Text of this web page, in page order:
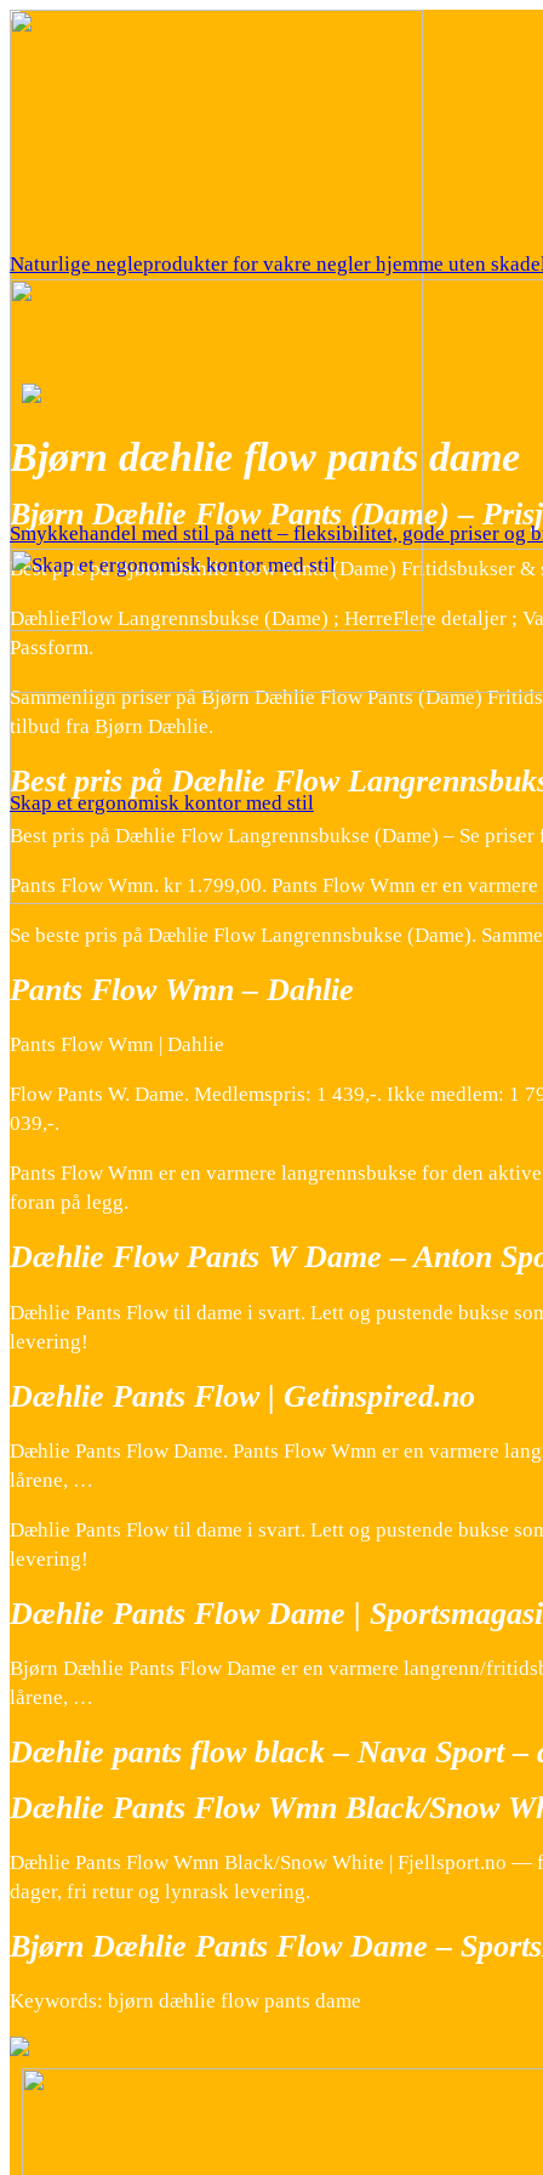
Naturlige negleprodukter for vakre negler hjemme uten
Smykkehandel med stil på nett – fleksibilitet, gode priser og
Skap et ergonomisk kontor med stil
Bjørn dæhlie flow pants dame
Bjørn Dæhlie Flow Pants (Dame) –
Best pris på Bjørn Dæhlie Flow Pants (Dame) Fritidsbukser
DæhlieFlow Langrennsbukse (Dame) ; HerreFlere detaljer ;
Passform.
Sammenlign priser på Bjørn Dæhlie Flow Pants (Dame)
tilbud fra Bjørn Dæhlie.
Best pris på Dæhlie Flow
Best pris på Dæhlie Flow Langrennsbukse (Dame) – Se
Pants Flow Wmn. kr 1.799,00. Pants Flow Wmn er en
Se beste pris på Dæhlie Flow Langrennsbukse (Dame).
Pants Flow Wmn – Dahlie
Pants Flow Wmn | Dahlie
Flow Pants W. Dame. Medlemspris: 1 439,-. Ikke medlem:
039,-.
Pants Flow Wmn er en varmere langrennsbukse for den
foran på legg.
Dæhlie Flow Pants W Dame – Anton
Dæhlie Pants Flow til dame i svart. Lett og pustende bukse
levering!
Dæhlie Pants Flow | Getinspired.no
Dæhlie Pants Flow Dame. Pants Flow Wmn er en varmere
lårene, …
Dæhlie Pants Flow til dame i svart. Lett og pustende bukse
levering!
Dæhlie Pants Flow Dame |
Bjørn Dæhlie Pants Flow Dame er en varmere langrenn/
lårene, …
Dæhlie pants flow black – Nava Sport –
Dæhlie Pants Flow Wmn Black/Snow
Dæhlie Pants Flow Wmn Black/Snow White | Fjellsport.no
dager, fri retur og lynrask levering.
Bjørn Dæhlie Pants Flow Dame –
Keywords: bjørn dæhlie flow pants dame